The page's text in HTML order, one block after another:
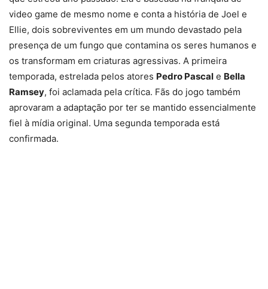
video game de mesmo nome e conta a história de Joel e
Ellie, dois sobreviventes em um mundo devastado pela
presença de um fungo que contamina os seres humanos e
os transformam em criaturas agressivas. A primeira
temporada, estrelada pelos atores Pedro Pascal e Bella
Ramsey, foi aclamada pela crítica. Fãs do jogo também
aprovaram a adaptação por ter se mantido essencialmente
fiel à mídia original. Uma segunda temporada está
confirmada.